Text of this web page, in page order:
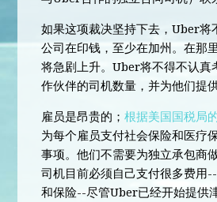
如果这项裁决坚持下去，Uber将
公司在印钱，至少在加州。在那
将急剧上升。Uber将不得不认真
作伙伴的司机数量，并为他们提供
雇员是昂贵的；根据美国国税局
为每个雇员支付社会保险和医疗
事项。他们不需要为独立承包商
司机目前必须自己支付很多费用
和保险--尽管Uber已经开始提供